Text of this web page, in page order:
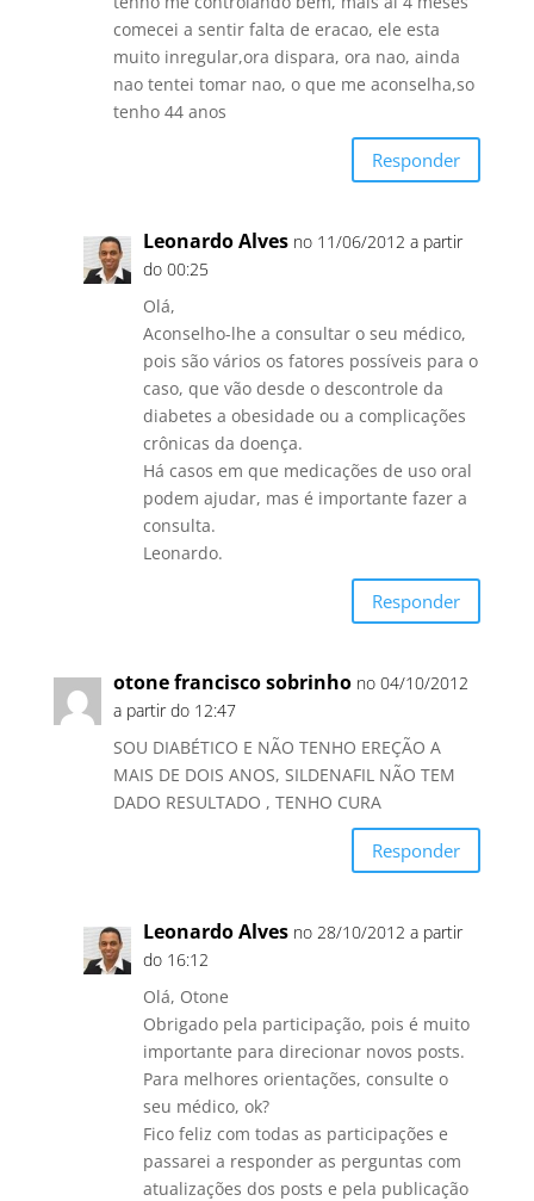
comecei a sentir falta de eracao, ele esta
muito inregular,ora dispara, ora nao, ainda
nao tentei tomar nao, o que me aconselha,so
tenho 44 anos
Responder
Leonardo Alves no 11/06/2012 a partir
do 00:25
Olá,
Aconselho-lhe a consultar o seu médico,
pois são vários os fatores possíveis para o
caso, que vão desde o descontrole da
diabetes a obesidade ou a complicações
crônicas da doença.
Há casos em que medicações de uso oral
podem ajudar, mas é importante fazer a
consulta.
Leonardo.
Responder
otone francisco sobrinho no 04/10/2012
a partir do 12:47
SOU DIABÉTICO E NÃO TENHO EREÇÃO A
MAIS DE DOIS ANOS, SILDENAFIL NÃO TEM
DADO RESULTADO , TENHO CURA
Responder
Leonardo Alves no 28/10/2012 a partir
do 16:12
Olá, Otone
Obrigado pela participação, pois é muito
importante para direcionar novos posts.
Para melhores orientações, consulte o
seu médico, ok?
Fico feliz com todas as participações e
passarei a responder as perguntas com
atualizações dos posts e pela publicação